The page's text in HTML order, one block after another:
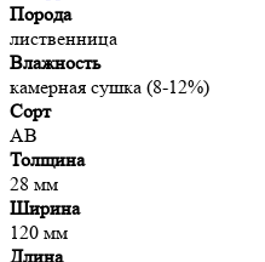
Порода
лиственница
Влажность
камерная сушка (8-12%)
Сорт
AB
Толщина
28 мм
Ширина
120 мм
Длина